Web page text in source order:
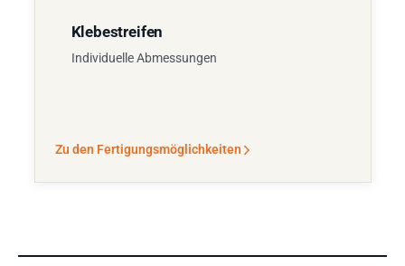
Klebestreifen
Individuelle Abmessungen
Zu den Fertigungsmöglichkeiten